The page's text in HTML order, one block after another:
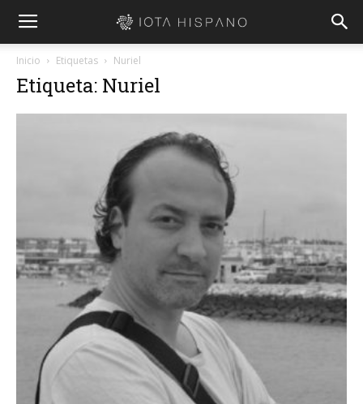
Inicio Etiquetas Nuriel
Etiqueta: Nuriel